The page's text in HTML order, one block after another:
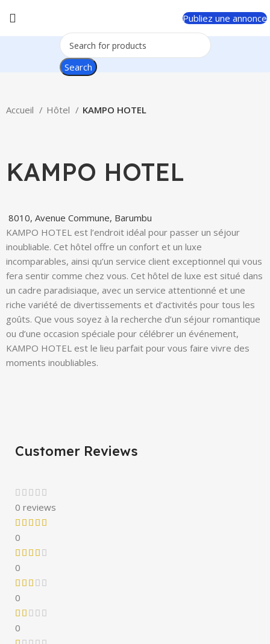
Publiez une annonce
Search
Accueil Hôtel KAMPO HOTEL
KAMPO HOTEL
8010, Avenue Commune, Barumbu
KAMPO HOTEL est l’endroit idéal pour passer un séjour
inoubliable. Cet hôtel offre un confort et un luxe
incomparables, ainsi qu’un service client exceptionnel qui vous
fera sentir comme chez vous. Cet hôtel de luxe est situé dans
un cadre paradisiaque, avec un service attentionné et une
riche variété de divertissements et d’activités pour tous les
goûts. Que vous soyez à la recherche d’un séjour romantique
ou d’une occasion spéciale pour célébrer un événement,
KAMPO HOTEL est le lieu parfait pour vous faire vivre des
moments inoubliables.
Customer Reviews
0 reviews
0
0
0
0